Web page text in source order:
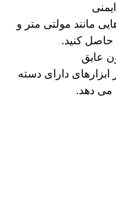
مانند مولتی‌ متر و
حاصل کنید.
عایق
ابزارهای دارای دسته
می‌ دهد.